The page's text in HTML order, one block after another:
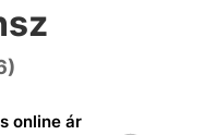
online ár